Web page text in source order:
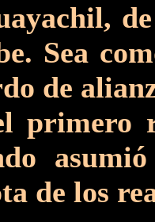
Sea
de
primero
de los